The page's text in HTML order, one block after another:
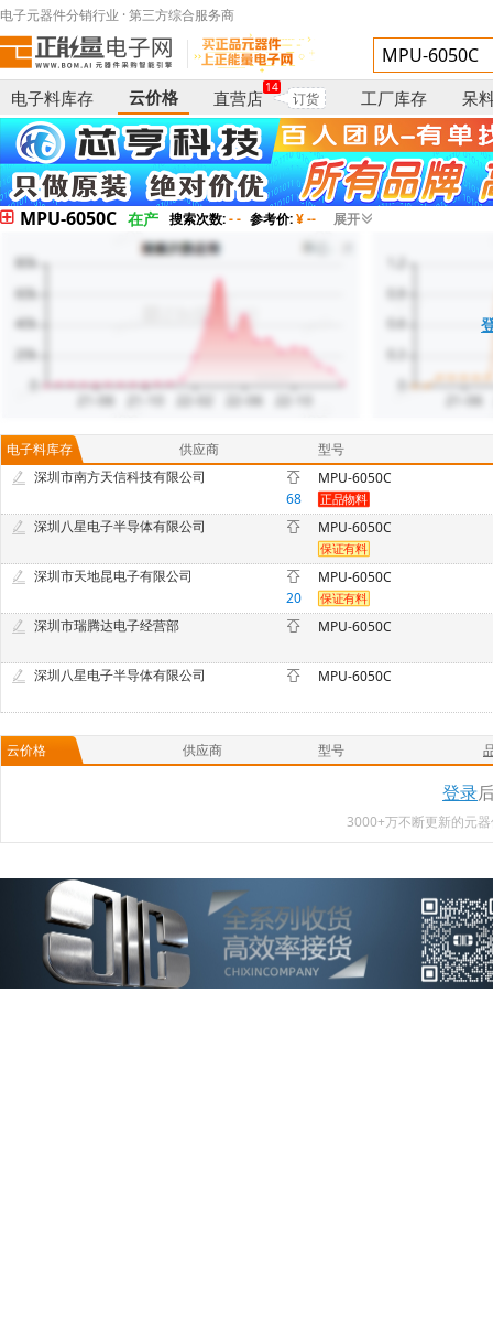
电子元器件分销行业 · 第三方综合服务商
电子料库存 云价格 直营店
14
订货 工厂库存 呆
MPU-6050C 在产 搜索次数:- - 参考价:¥ -- 展开
电子料库存 供应商
型号
深圳市南方天信科技有限公司
68
MPU-6050C
深圳八星电子半导体有限公司 MPU-6050C
深圳市天地昆电子有限公司
20
MPU-6050C
深圳市瑞腾达电子经营部 MPU-6050C
深圳八星电子半导体有限公司 MPU-6050C
云价格 供应商 型号
登录
3000+万不断更新的元